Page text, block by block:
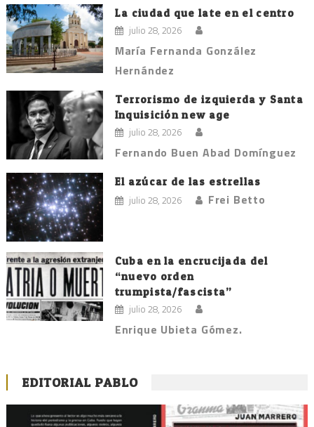
entradas
La ciudad que late en el centro
julio 28, 2026
María Fernanda González
Hernández
Terrorismo de izquierda y Santa
Inquisición new age
julio 28, 2026
Fernando Buen Abad Domínguez
El azúcar de las estrellas
julio 28, 2026 Frei Betto
Cuba en la encrucijada del
“nuevo orden
trumpista/fascista”
julio 28, 2026
Enrique Ubieta Gómez.
EDITORIAL PABLO